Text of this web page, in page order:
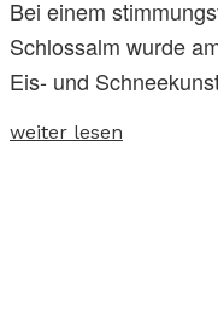
Bei einem
Schlossalm wurde
Eis- und
weiter lesen